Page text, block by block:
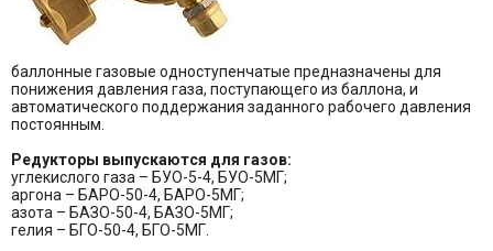
баллонные газовые одноступенчатые предназначены для
понижения давления газа, поступающего из баллона, и
автоматического поддержания заданного рабочего давления
постоянным.
Редукторы выпускаются для газов:
углекислого газа – БУО-5-4, БУО-5МГ;
аргона – БАРО-50-4, БАРО-5МГ;
азота – БАЗО-50-4, БАЗО-5МГ;
гелия – БГО-50-4, БГО-5МГ.